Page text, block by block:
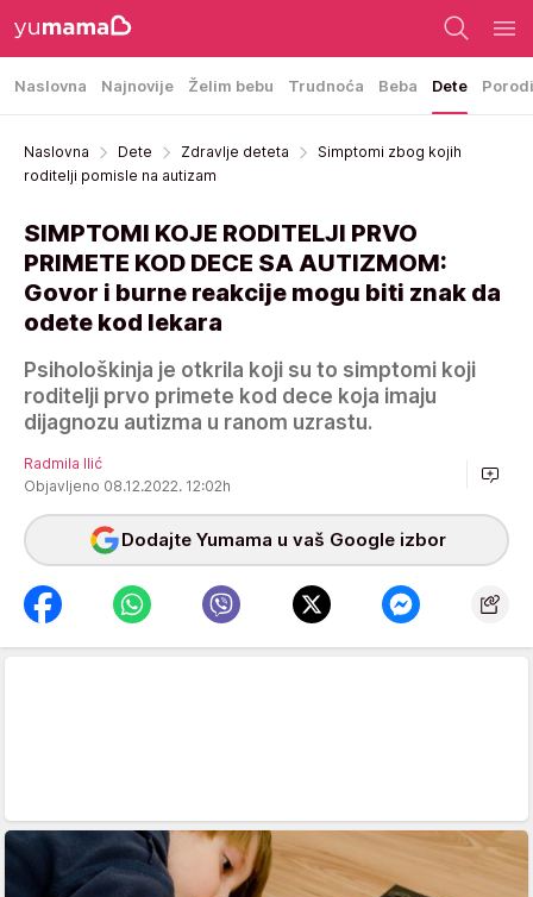
Naslovna Najnovije Želim bebu Trudnoća Beba Dete
Naslovna Dete Zdravlje deteta
Simptomi zbog kojih
roditelji pomisle na autizam
SIMPTOMI KOJE RODITELJI PRVO
PRIMETE KOD DECE SA AUTIZMOM:
Govor i burne reakcije mogu biti znak da
odete kod lekara
Psihološkinja je otkrila koji su to simptomi koji
roditelji prvo primete kod dece koja imaju
dijagnozu autizma u ranom uzrastu.
Radmila Ilić
Objavljeno 08.12.2022. 12:02h
Dodajte Yumama u vaš Google izbor